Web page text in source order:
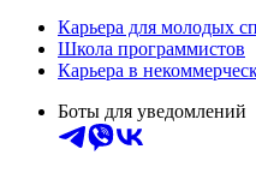
Карьера для молодых
Школа программистов
Карьера в
Боты для уведомлений